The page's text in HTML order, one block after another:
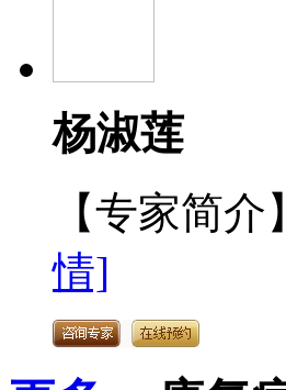
杨淑莲
【专家简
情]